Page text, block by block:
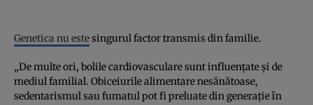
Genetica nu estesingurul factor transmis din familie.
„De multe ori, bolile cardiovasculare sunt influențate și de
mediul familial. Obiceiurile alimentare nesănătoase,
sedentarismul sau fumatul pot fi preluate din generație în